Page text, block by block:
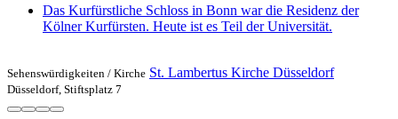
Das Kurfürstliche Schloss in Bonn war die Residenz der
Kölner Kurfürsten. Heute ist es Teil der Universität.
Sehenswürdigkeiten / Kirche St. Lambertus Kirche Düsseldorf
Düsseldorf, Stiftsplatz 7